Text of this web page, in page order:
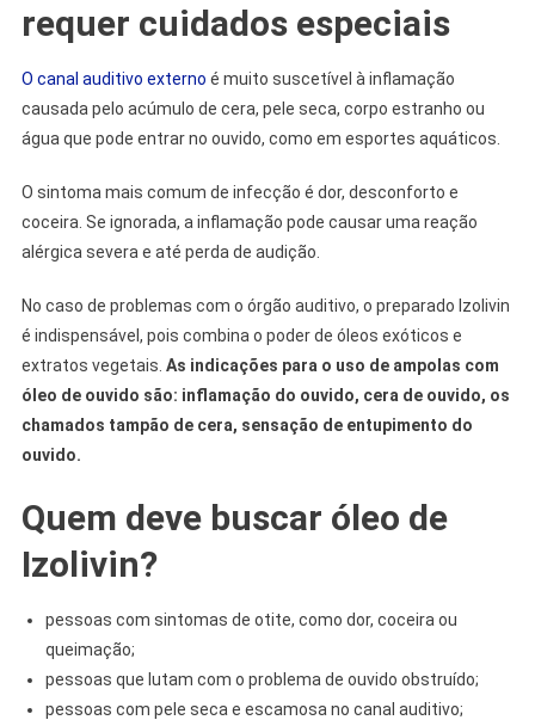
requer cuidados especiais
O canal auditivo externo é muito suscetível à inflamação
causada pelo acúmulo de cera, pele seca, corpo estranho ou
água que pode entrar no ouvido, como em esportes aquáticos.
O sintoma mais comum de infecção é dor, desconforto e
coceira. Se ignorada, a inflamação pode causar uma reação
alérgica severa e até perda de audição.
No caso de problemas com o órgão auditivo, o preparado Izolivin
é indispensável, pois combina o poder de óleos exóticos e
extratos vegetais. As indicações para o uso de ampolas com
óleo de ouvido são: inflamação do ouvido, cera de ouvido, os
chamados tampão de cera, sensação de entupimento do
ouvido.
Quem deve buscar óleo de
Izolivin?
pessoas com sintomas de otite, como dor, coceira ou
queimação;
pessoas que lutam com o problema de ouvido obstruído;
pessoas com pele seca e escamosa no canal auditivo;